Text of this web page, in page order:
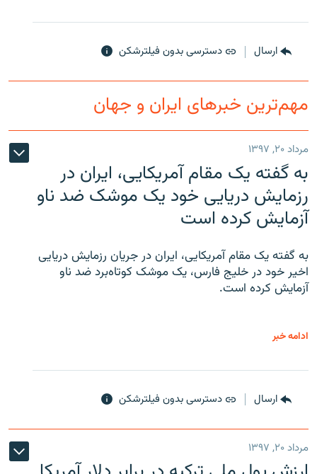
زبان‌های دیگر
ارسال دسترسی بدون فیلترشکن
مهم‌ترین خبرهای ایران و جهان
مرداد ۲۰, ۱۳۹۷
به گفته یک مقام آمریکایی، ایران در
رزمایش دریایی خود یک موشک ضد ناو
آزمایش کرده است
به گفته یک مقام آمریکایی، ایران در جریان رزمایش دریایی
اخیر خود در خلیج فارس، یک موشک کوتاه‌برد ضد ناو
آزمایش کرده است.
ادامه خبر
ارسال دسترسی بدون فیلترشکن
مرداد ۲۰, ۱۳۹۷